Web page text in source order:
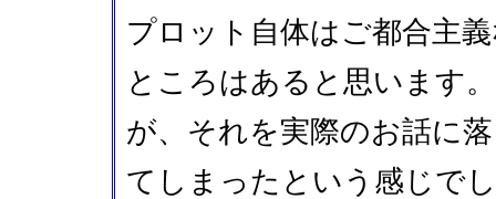
プロット自体はご都合主
ところはあると思います。
が、それを実際のお話に
てしまったという感じで